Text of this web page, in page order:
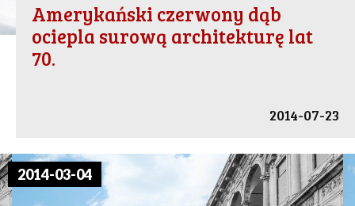
Amerykański czerwony dąb
ociepla surową architekturę lat
70.
2014-07-23
2014-03-04